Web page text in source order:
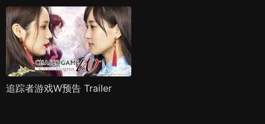
追踪者游戏W预告 Trailer